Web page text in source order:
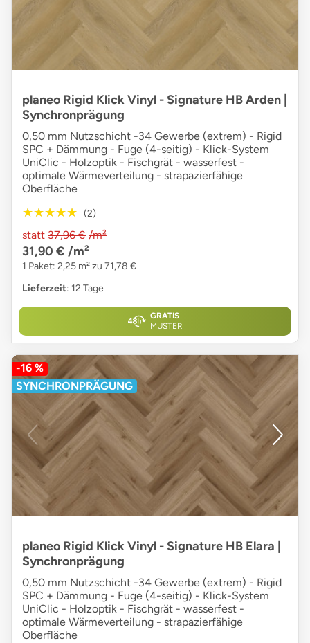
planeo Rigid Klick Vinyl - Signature HB Arden |
Synchronprägung
0,50 mm Nutzschicht -34 Gewerbe (extrem) - Rigid
SPC + Dämmung - Fuge (4-seitig) - Klick-System
UniClic - Holzoptik - Fischgrät - wasserfest -
optimale Wärmeverteilung - strapazierfähige
Oberfläche
★★★★★
★★★★★ (2)
statt 37,96 € /m²
31,90 € /m²
1 Paket: 2,25 m² zu 71,78 €
Lieferzeit: 12 Tage
GRATIS
MUSTER
-16 %
SYNCHRONPRÄGUNG
planeo Rigid Klick Vinyl - Signature HB Elara |
Synchronprägung
0,50 mm Nutzschicht -34 Gewerbe (extrem) - Rigid
SPC + Dämmung - Fuge (4-seitig) - Klick-System
UniClic - Holzoptik - Fischgrät - wasserfest -
optimale Wärmeverteilung - strapazierfähige
Oberfläche